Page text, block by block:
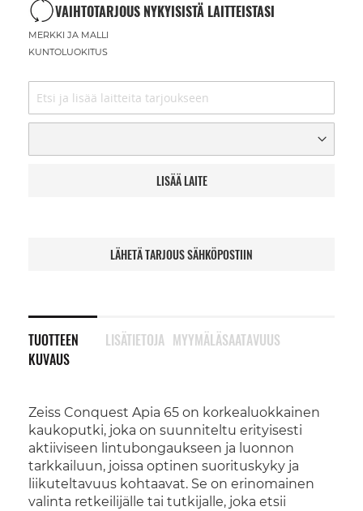
VAIHTOTARJOUS NYKYISISTÄ LAITTEISTASI
MERKKI JA MALLI
KUNTOLUOKITUS
LISÄÄ LAITE
LÄHETÄ TARJOUS SÄHKÖPOSTIIN
TUOTTEEN
KUVAUS
Zeiss Conquest Apia 65 on korkealuokkainen
kaukoputki, joka on suunniteltu erityisesti
aktiiviseen lintubongaukseen ja luonnon
tarkkailuun, joissa optinen suorituskyky ja
liikuteltavuus kohtaavat. Se on erinomainen
valinta retkeilijälle tai tutkijalle, joka etsii
LISÄTIETOJA MYYMÄLÄSAATAVUUS